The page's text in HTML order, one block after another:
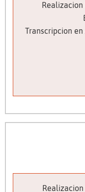
Realizacion
Transcripcion